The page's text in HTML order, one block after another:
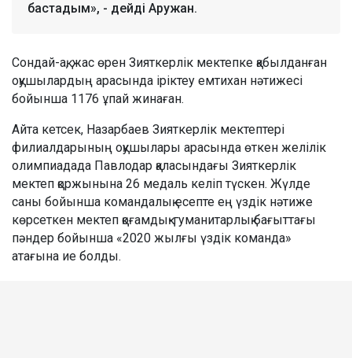
бастадым», - дейді Аружан.
Сондай-ақ, жас өрен Зияткерлік мектепке қабылданған
оқушылардың арасында іріктеу емтихан нәтижесі
бойынша 1176 ұпай жинаған.
Айта кетсек, Назарбаев Зияткерлік мектептері
филиалдарының оқушылары арасында өткен желілік
олимпиадада Павлодар қаласындағы Зияткерлік
мектеп қоржынына 26 медаль келіп түскен. Жүлде
саны бойынша командалық есепте ең үздік нәтиже
көрсеткен мектеп қоғамдық-гуманитарлық бағыттағы
пәндер бойынша «2020 жылғы үздік команда»
атағына ие болды.